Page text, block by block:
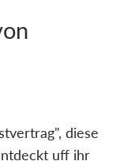
diese
uff ihr